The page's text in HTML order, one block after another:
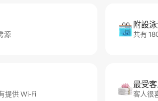
源
附設
共有
提供 Wi-Fi
最受
客人很